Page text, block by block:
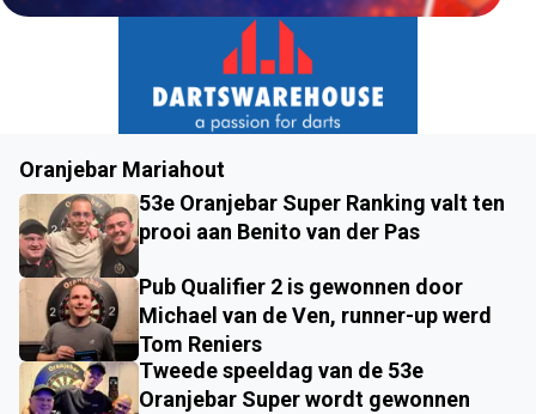
Oranjebar Mariahout
53e Oranjebar Super Ranking valt ten
prooi aan Benito van der Pas
Pub Qualifier 2 is gewonnen door
Michael van de Ven, runner-up werd
Tom Reniers
Tweede speeldag van de 53e
Oranjebar Super wordt gewonnen